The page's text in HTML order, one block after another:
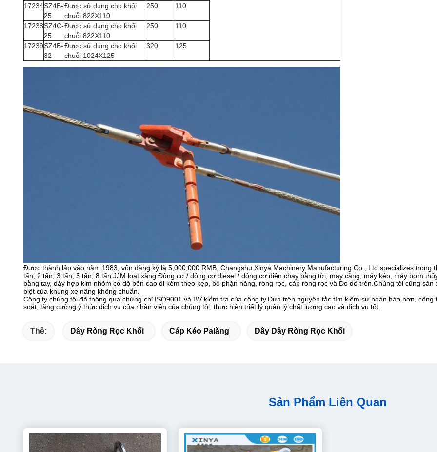
17234SZ4B-
25
Được sử dụng cho khối
chuỗi 822X110
250 110
17238SZ4C-
25
Được sử dụng cho khối
chuỗi 822X110
250 110
17239SZ4B-
32
Được sử dụng cho khối
chuỗi 1024X125
320 125
Được thành lập vào năm 1983, vốn đăng ký là 5,000,000 RMB, Changshu Xinya Machinery Manufacturing Co., Ltd.specializes trong
tấn, 2 tấn, 3 tấn, 5 tấn, 8 tấn JJM loạt xăng Động cơ / động cơ diesel / động cơ điện chạy bằng tời, máy căng, máy kéo, máy bơm
bằng tay, dây hợp kim nhôm có độ bền cao đi kèm theo kẹp, bộ phận nâng, ròng rọc, cáp ròng rọc và Do đó trên.Chúng tôi cũng
biệt của khung xe nâng không chuẩn.
Công ty chúng tôi đã thông qua chứng chỉ ISO9001 và BV kiểm tra của công ty.Dựa trên nguyên tắc tìm kiếm sự hoàn hảo hơn,
soát, tăng cường ý thức dịch vụ của nhân viên của chúng tôi, thực hiện triết lý quản lý chất lượng cao và dịch vụ tốt.
Thẻ: Dây Ròng Rọc Khối Cáp Kéo Palăng Dây Dây Ròng Rọc Khối
Sản Phẩm Liên Quan